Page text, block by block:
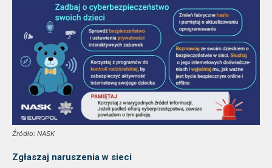
Źródło: NASK
Zgłaszaj naruszenia w sieci